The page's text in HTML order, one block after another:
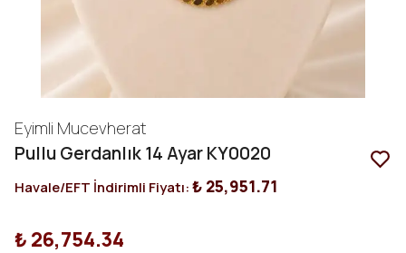
Eyimli Mucevherat
Pullu Gerdanlık 14 Ayar KY0020
Havale/EFT İndirimli Fiyatı:₺ 25,951.71
₺ 26,754.34